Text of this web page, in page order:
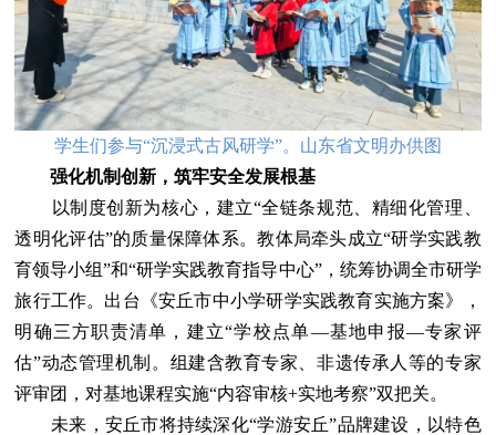
学生们参与“沉浸式古风研学”。山东省文明办供图
强化机制创新，筑牢安全发展根基
以制度创新为核心，建立“全链条规范、精细化管理、
透明化评估”的质量保障体系。教体局牵头成立“研学实践教
育领导小组”和“研学实践教育指导中心”，统筹协调全市研学
旅行工作。出台《安丘市中小学研学实践教育实施方案》，
明确三方职责清单，建立“学校点单—基地申报—专家评
估”动态管理机制。组建含教育专家、非遗传承人等的专家
评审团，对基地课程实施“内容审核+实地考察”双把关。
未来，安丘市将持续深化“学游安丘”品牌建设，以特色